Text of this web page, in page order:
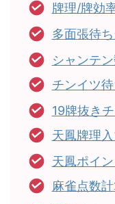
牌理/牌効
多面張待
シャンテ
チンイツ
19牌抜き
天鳳牌理
天鳳ポイ
麻雀点数